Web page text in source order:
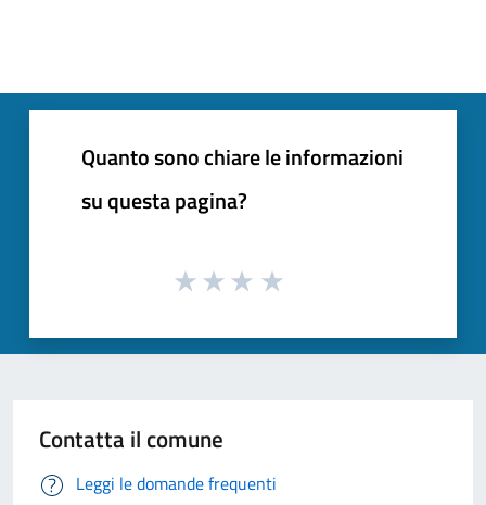
Quanto sono chiare le informazioni
su questa pagina?
Contatta il comune
Leggi le domande frequenti